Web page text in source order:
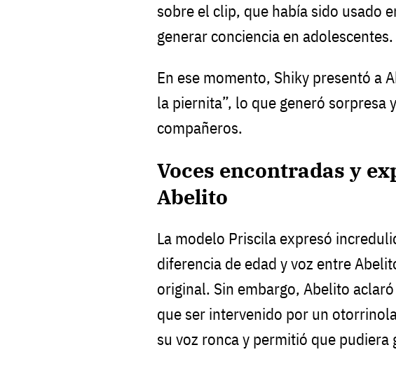
sobre el clip, que había sido usado
generar conciencia en adolescentes.
En ese momento, Shiky presentó a
la piernita”, lo que generó sorpresa
compañeros.
Voces encontradas y
Abelito
La modelo Priscila expresó
diferencia de edad y voz entre
original. Sin embargo, Abelito
que ser intervenido por un
su voz ronca y permitió que pudiera